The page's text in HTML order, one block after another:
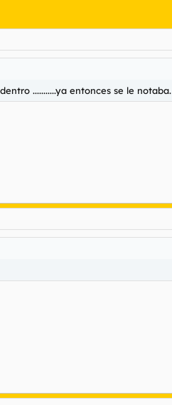
...........ya entonces se le notaba.